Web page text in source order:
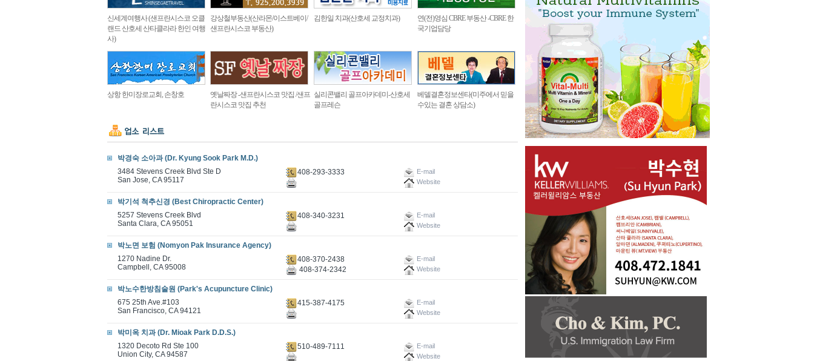
신세계여행사 (샌프란시스코 오클
랜드 산호세 산타클라라 한인 여행
사)
강상철부동산(산라몬/이스트베이/
샌프란시스코 부동산)
김한일 치과(산호세 교정치과)
연(전)영심 CBRE 부동산 -CBRE 한
국기업담당
상항 한미장로교회, 손창호
옛날짜장 -샌프란시스코 맛집 /샌프
란시스코 맛집 추천
실리콘밸리 골프아카데미-산호세
골프레슨
베델결혼정보센타(미주에서 믿을
수있는 결혼 상담소)
박경숙 소아과 (Dr. Kyung Sook Park M.D.)
3484 Stevens Creek Blvd Ste D
San Jose, CA 95117
408-293-3333
E-mail
Website
박기석 척추신경 (Best Chiropractic Center)
5257 Stevens Creek Blvd
Santa Clara, CA 95051
408-340-3231
E-mail
Website
박노면 보험 (Nomyon Pak Insurance Agency)
1270 Nadine Dr.
Campbell, CA 95008
408-370-2438 E-mail
408-374-2342 Website
박노수한방침술원 (Park's Acupuncture Clinic)
675 25th Ave.#103
San Francisco, CA 94121
415-387-4175
E-mail
Website
박미옥 치과 (Dr. Mioak Park D.D.S.)
1320 Decoto Rd Ste 100
Union City, CA 94587
510-489-7111
E-mail
Website